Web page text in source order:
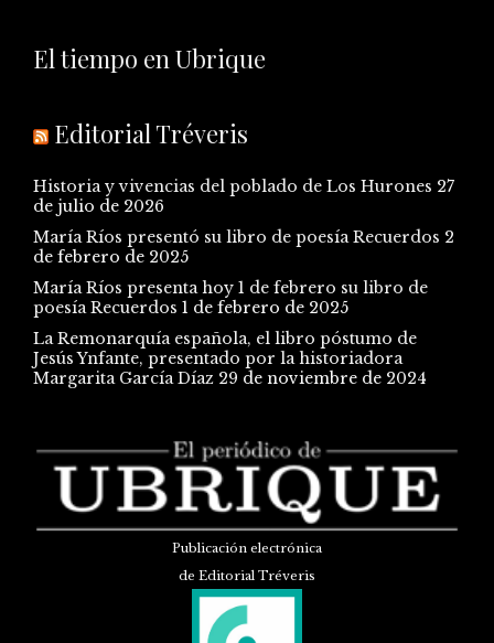
El tiempo en Ubrique
Editorial Tréveris
Historia y vivencias del poblado de Los Hurones 27
de julio de 2026
María Ríos presentó su libro de poesía Recuerdos 2
de febrero de 2025
María Ríos presenta hoy 1 de febrero su libro de
poesía Recuerdos 1 de febrero de 2025
La Remonarquía española, el libro póstumo de
Jesús Ynfante, presentado por la historiadora
Margarita García Díaz 29 de noviembre de 2024
Publicación electrónica
de Editorial Tréveris